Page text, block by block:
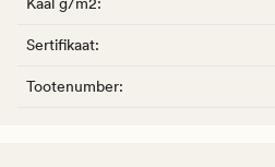
Sertifikaat:
Tootenumber: